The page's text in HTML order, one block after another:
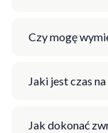
Czy mogę
Jaki jest czas
Jak dokonać